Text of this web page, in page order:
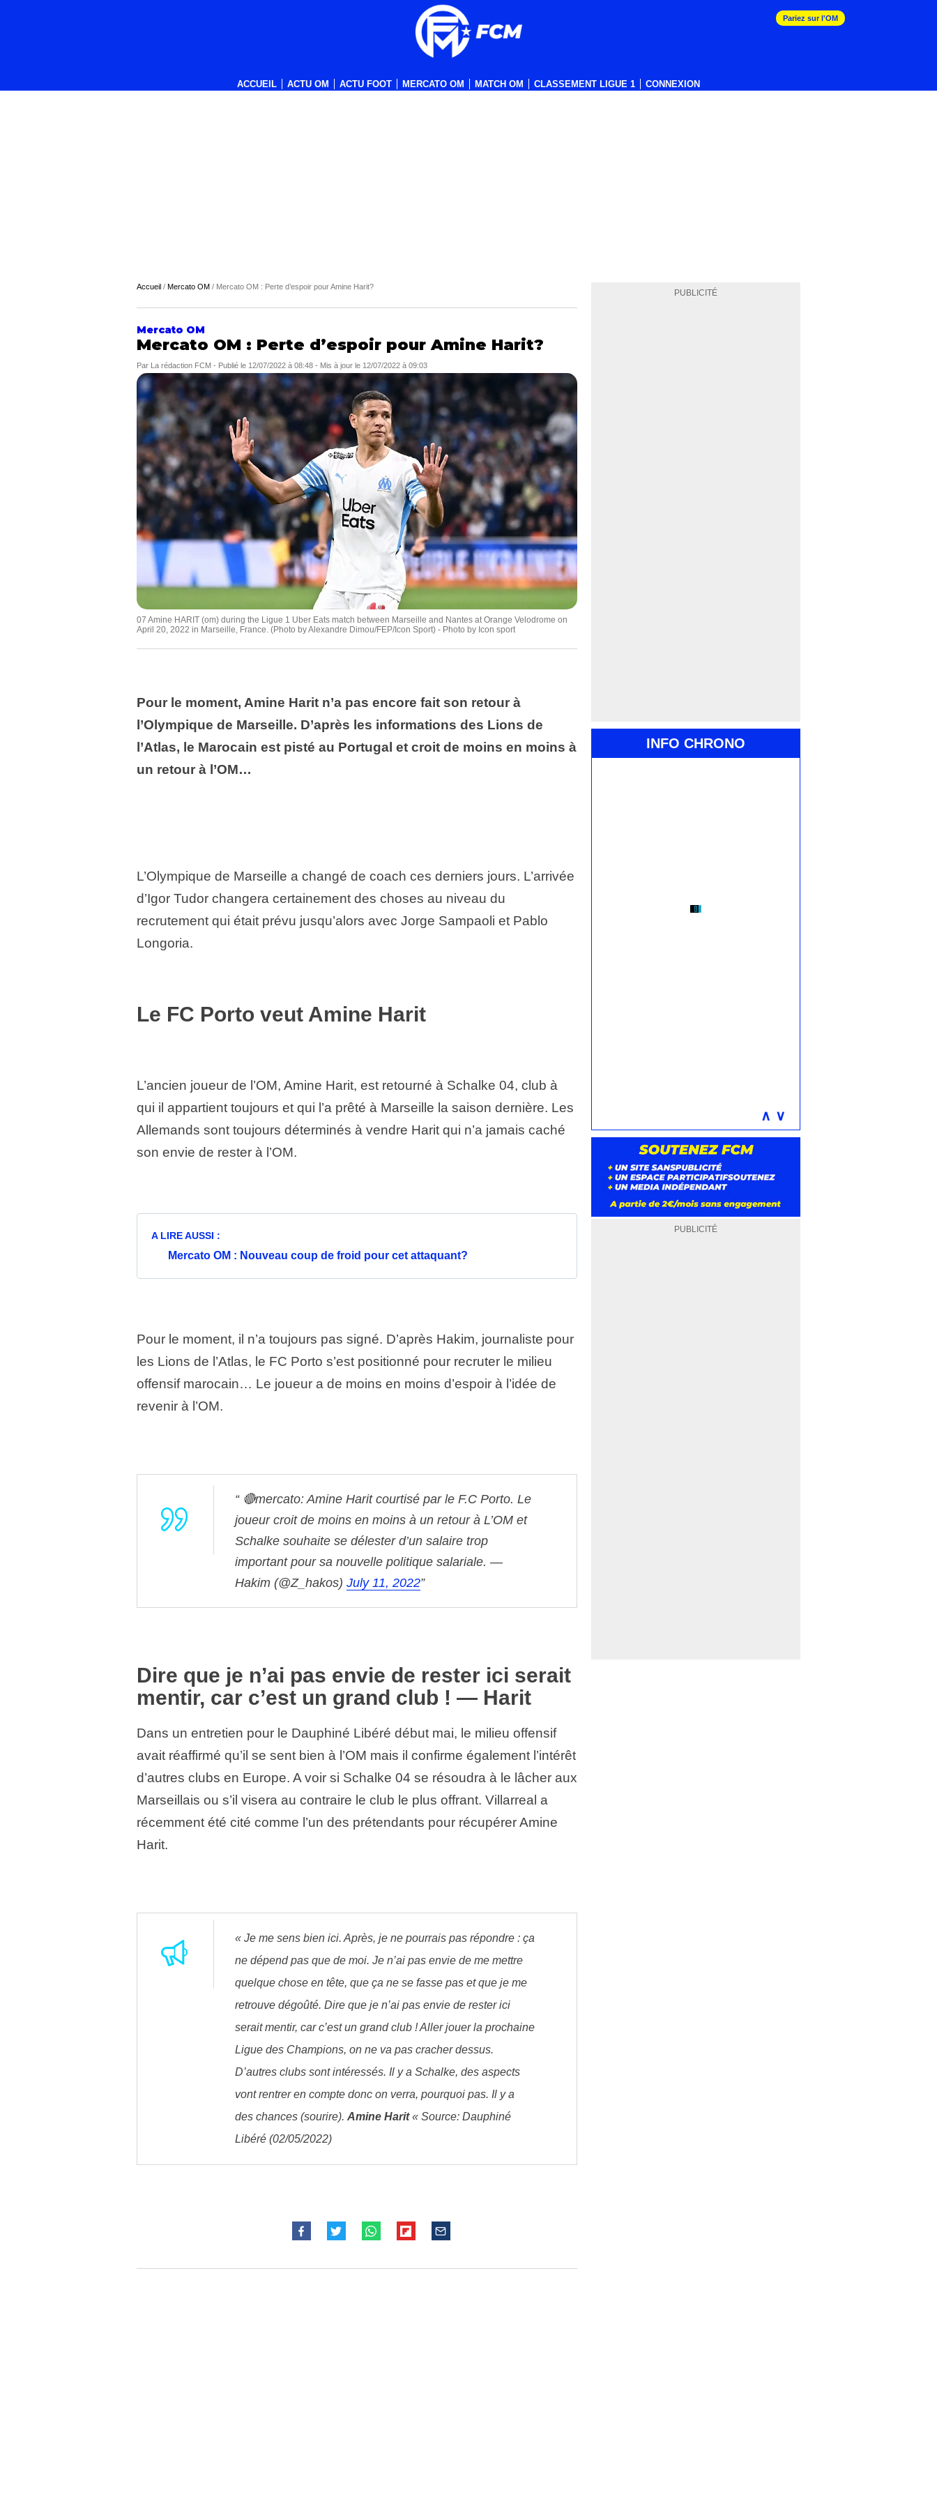
ACCUEIL ACTU OM ACTU FOOT MERCATO OM MATCH OM CLASSEMENT LIGUE 1 CONNEXION
Pariez sur l'OM
PUBLICITÉ
INFO CHRONO
∧ ∨
PUBLICITÉ
Accueil / Mercato OM / Mercato OM : Perte d’espoir pour Amine Harit?
Mercato OM
Mercato OM : Perte d’espoir pour Amine Harit?
Par La rédaction FCM - Publié le 12/07/2022 à 08:48 - Mis à jour le 12/07/2022 à 09:03
07 Amine HARIT (om) during the Ligue 1 Uber Eats match between Marseille and Nantes at Orange Velodrome on
April 20, 2022 in Marseille, France. (Photo by Alexandre Dimou/FEP/Icon Sport) - Photo by Icon sport
Pour le moment, Amine Harit n’a pas encore fait son retour à
l’Olympique de Marseille. D’après les informations des Lions de
l’Atlas, le Marocain est pisté au Portugal et croit de moins en moins à
un retour à l’OM…
L’Olympique de Marseille a changé de coach ces derniers jours. L’arrivée
d’Igor Tudor changera certainement des choses au niveau du
recrutement qui était prévu jusqu’alors avec Jorge Sampaoli et Pablo
Longoria.
Le FC Porto veut Amine Harit
L’ancien joueur de l’OM, Amine Harit, est retourné à Schalke 04, club à
qui il appartient toujours et qui l’a prêté à Marseille la saison dernière. Les
Allemands sont toujours déterminés à vendre Harit qui n’a jamais caché
son envie de rester à l’OM.
A LIRE AUSSI :
Mercato OM : Nouveau coup de froid pour cet attaquant?
Pour le moment, il n’a toujours pas signé. D’après Hakim, journaliste pour
les Lions de l’Atlas, le FC Porto s’est positionné pour recruter le milieu
offensif marocain… Le joueur a de moins en moins d’espoir à l’idée de
revenir à l’OM.
🔴mercato: Amine Harit courtisé par le F.C Porto. Le
joueur croit de moins en moins à un retour à L’OM et
Schalke souhaite se délester d’un salaire trop
important pour sa nouvelle politique salariale. —
Hakim (@Z_hakos) July 11, 2022
Dire que je n’ai pas envie de rester ici serait
mentir, car c’est un grand club ! — Harit
Dans un entretien pour le Dauphiné Libéré début mai, le milieu offensif
avait réaffirmé qu’il se sent bien à l’OM mais il confirme également l’intérêt
d’autres clubs en Europe. A voir si Schalke 04 se résoudra à le lâcher aux
Marseillais ou s’il visera au contraire le club le plus offrant. Villarreal a
récemment été cité comme l’un des prétendants pour récupérer Amine
Harit.
« Je me sens bien ici. Après, je ne pourrais pas répondre : ça
ne dépend pas que de moi. Je n’ai pas envie de me mettre
quelque chose en tête, que ça ne se fasse pas et que je me
retrouve dégoûté. Dire que je n’ai pas envie de rester ici
serait mentir, car c’est un grand club ! Aller jouer la prochaine
Ligue des Champions, on ne va pas cracher dessus.
D’autres clubs sont intéressés. Il y a Schalke, des aspects
vont rentrer en compte donc on verra, pourquoi pas. Il y a
des chances (sourire). Amine Harit« Source: Dauphiné
Libéré (02/05/2022)